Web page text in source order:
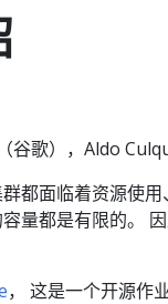
歌），Aldo
都面临着资源使
量都是有限的。
， 这是一个开源作